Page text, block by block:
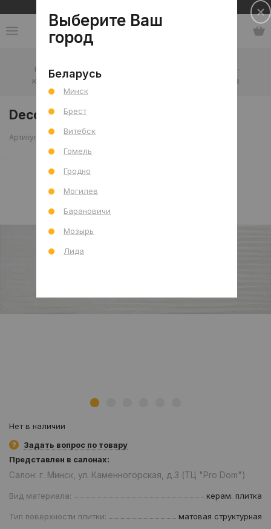
Каталог
-
Керамическая плитка
Decor Slab Blanco 30x90 R
Decor Slab Blanco 30x90 R
Артикул: 0000016570
Нет в наличии
Задать вопрос по товару
Представлен в салонах:
Салон: г. Минск, ул. Каменногорская, д.3 (ТЦ "Pro Dom")
Вид материала: керам. плитка
Тип поверхности плитки: матовая структурная
Выберите Ваш
город
Беларусь
Минск
Брест
Витебск
Гомель
Гродно
Могилев
Барановичи
Мозырь
Лида